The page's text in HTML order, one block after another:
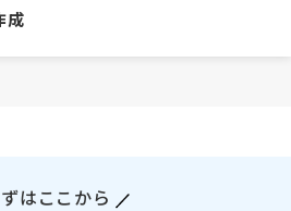
成
はここから